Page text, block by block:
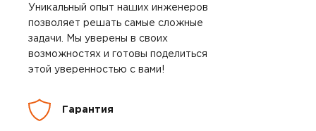
Уникальный опыт наших инженеров
позволяет решать самые сложные
задачи. Мы уверены в своих
возможностях и готовы поделиться
этой уверенностью с вами!
Гарантия